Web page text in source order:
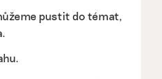
pustit do témat,